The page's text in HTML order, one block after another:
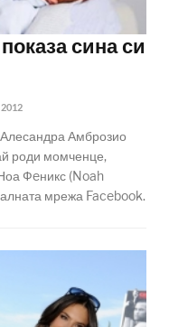
сина си
Амброзио
роди момченце,
Фeникс (Noah
мрежа Facebook.